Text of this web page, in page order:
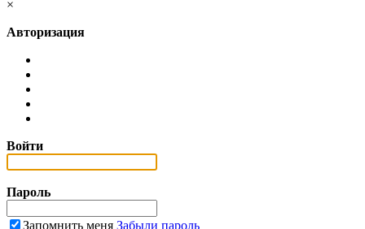
×
Авторизация
Войти
Пароль
Запомнить меня Забыли пароль